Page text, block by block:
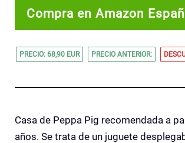
Compra en Amazon
PRECIO: 68,90 EUR PRECIO ANTERIOR:
Casa de Peppa Pig recomendada a
años. Se trata de un juguete